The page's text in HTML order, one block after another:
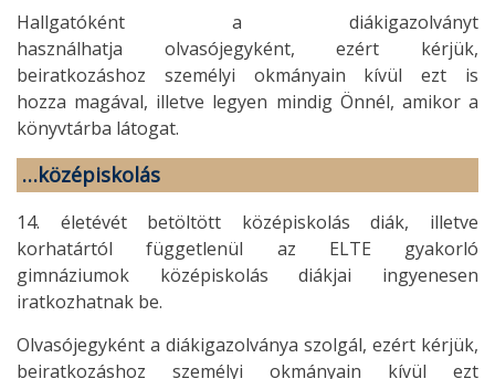
Hallgatóként a diákigazolványt
használhatja olvasójegyként, ezért kérjük,
beiratkozáshoz személyi okmányain kívül ezt is
hozza magával, illetve legyen mindig Önnél, amikor a
könyvtárba látogat.
…középiskolás
14. életévét betöltött középiskolás diák, illetve
korhatártól függetlenül az ELTE gyakorló
gimnáziumok középiskolás diákjai ingyenesen
iratkozhatnak be.
Olvasójegyként a diákigazolványa szolgál, ezért kérjük,
beiratkozáshoz személyi okmányain kívül ezt